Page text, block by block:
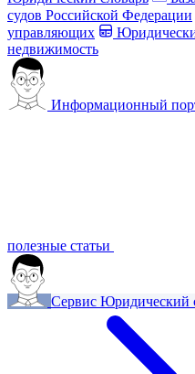
судов Российской Федерации
управляющих
недвижимость
Информационный
полезные статьи
Сервис Юридический